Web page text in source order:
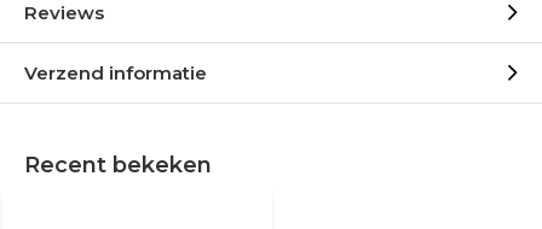
Reviews
Verzend informatie
Recent bekeken